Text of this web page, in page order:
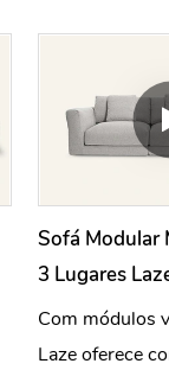
Sofá Modular
3 Lugares
Removíveis
Com módulos
Laze oferece